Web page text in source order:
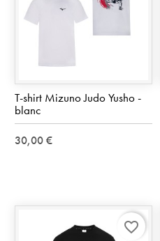
T-shirt Mizuno Judo Yusho -
blanc
30,00 €
favorite_border